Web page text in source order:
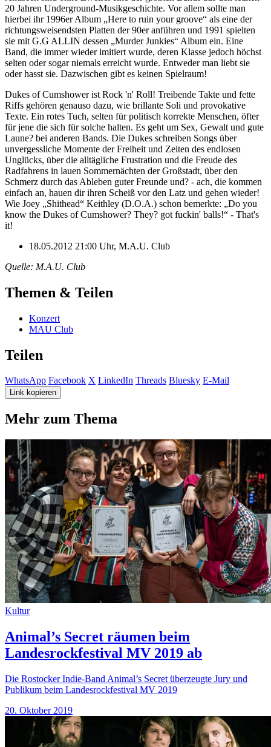
20 Jahren Underground-Musikgeschichte. Vor allem sollte man
hierbei ihr 1996er Album „Here to ruin your groove“ als eine der
richtungsweisendsten Platten der 90er anführen und 1991 spielten
sie mit G.G ALLIN dessen „Murder Junkies“ Album ein. Eine
Band, die immer wieder imitiert wurde, deren Klasse jedoch höchst
selten oder sogar niemals erreicht wurde. Entweder man liebt sie
oder hasst sie. Dazwischen gibt es keinen Spielraum!
Dukes of Cumshower ist Rock 'n' Roll! Treibende Takte und fette
Riffs gehören genauso dazu, wie brillante Soli und provokative
Texte. Ein rotes Tuch, selten für politisch korrekte Menschen, öfter
für jene die sich für solche halten. Es geht um Sex, Gewalt und gute
Laune? bei anderen Bands. Die Dukes schreiben Songs über
unvergessliche Momente der Freiheit und Zeiten des endlosen
Unglücks, über die alltägliche Frustration und die Freude des
Radfahrens in lauen Sommernächten der Großstadt, über den
Schmerz durch das Ableben guter Freunde und? - ach, die kommen
einfach an, hauen dir ihren Scheiß vor den Latz und gehen wieder!
Wie Joey „Shithead“ Keithley (D.O.A.) schon bemerkte: „Do you
know the Dukes of Cumshower? They? got fuckin' balls!“ - That's
it!
18.05.2012 21:00 Uhr, M.A.U. Club
Quelle: M.A.U. Club
Themen & Teilen
Konzert
MAU Club
Teilen
WhatsApp Facebook X LinkedIn Threads Bluesky E-Mail
Link kopieren
Mehr zum Thema
Kultur
Animal’s Secret räumen beim
Landesrockfestival MV 2019 ab
Die Rostocker Indie-Band Animal’s Secret überzeugte Jury und
Publikum beim Landesrockfestival MV 2019
20. Oktober 2019